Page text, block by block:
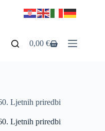
0,00€
Ljetnih priredbi
Ljetnih priredbi